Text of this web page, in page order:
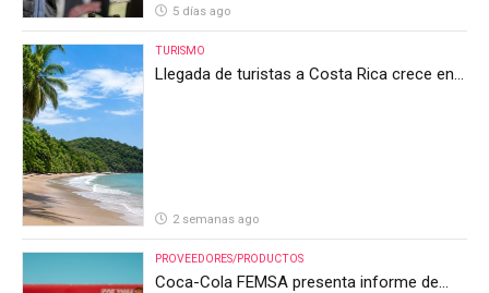
5 días ago
TURISMO
Llegada de turistas a Costa Rica crece en
2 semanas ago
PROVEEDORES/PRODUCTOS
Coca-Cola FEMSA presenta informe de